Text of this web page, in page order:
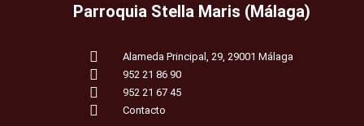
Parroquia Stella Maris (Málaga)
Alameda Principal, 29, 29001 Málaga
952 21 86 90
952 21 67 45
Contacto